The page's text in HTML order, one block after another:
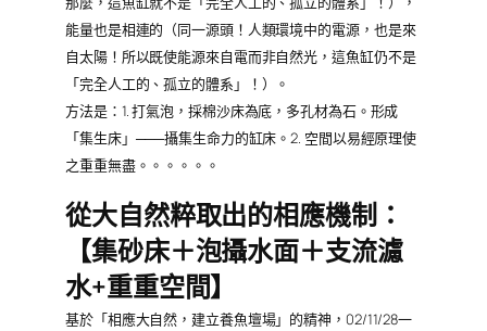
能量也是相連的（同一源頭！人類環境中的電源，也是來
自太陽！所以既使能源來自電而非自然光，這魚缸仍不是
「完全人工的、孤立的體系」！）。
方法是：1. 打氣泡，採棉沙床為底，多孔材為石。形成
「集生床」───攝集生命力的缸床。2. 空間以易經原理使
之重重無盡。。。。。。
從大自然粹取出的相應機制：
【集砂床＋泡攝水面＋支流濾
水+重重空間】
基於「相應大自然，建立養魚壇場」的精神，02/11/28一